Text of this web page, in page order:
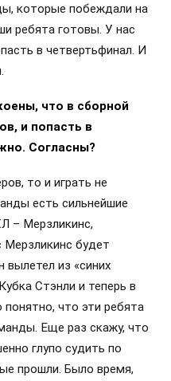
которые побеждали на
ребята готовы. У нас
в четвертьфинал. И
что в сборной
и попасть в
Согласны?
то и играть не
есть сильнейшие
– Мерзликинс,
Мерзликинс будет
вылетел из «синих
Стэнли и теперь в
что эти ребята
Еще раз скажу, что
глупо судить по
прошли. Было время,